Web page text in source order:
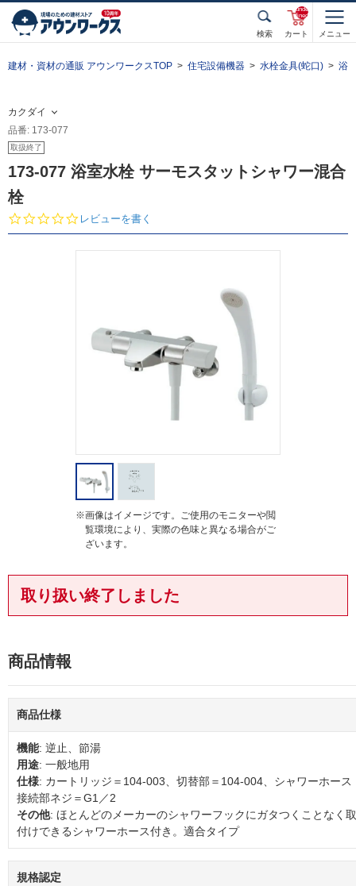
検索 カート
unde
fined
メニュー
建材・資材の通販 アウンワークスTOP 住宅設備機器 水栓金具(蛇口) 浴
カクダイ
品番: 173-077
取扱終了
173-077 浴室水栓 サーモスタットシャワー混合
栓
0.
0
レビューを書く
※画像はイメージです。ご使用のモニターや閲
覧環境により、実際の色味と異なる場合がご
ざいます。
取り扱い終了しました
商品情報
商品仕様
機能: 逆止、節湯
用途: 一般地用
仕様: カートリッジ＝104-003、切替部＝104-004、シャワーホース
接続部ネジ＝G1／2
その他: ほとんどのメーカーのシャワーフックにガタつくことなく取
付けできるシャワーホース付き。適合タイプ
規格認定